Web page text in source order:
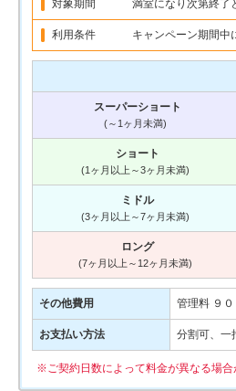
対象期間 満室になり次第終了
利用条件 キャンペーン期間中
スーパーショート
(～1ヶ月未満)
ショート
(1ヶ月以上～3ヶ月未満)
ミドル
(3ヶ月以上～7ヶ月未満)
ロング
(7ヶ月以上～12ヶ月未満)
その他費用 管理料 ９
お支払い方法 分割可、一
※ご契約日数によって料金が異なる場